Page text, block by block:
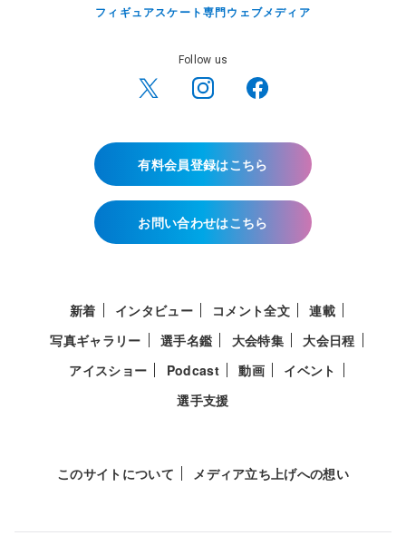
フィギュアスケート専門ウェブメディア
Follow us
有料会員登録はこちら
お問い合わせはこちら
新着 インタビュー コメント全文
連載
写真ギャラリー
選手名鑑 大会特集
大会日程
アイスショー
Podcast 動画
イベント
選手支援
このサイトについて メディア立ち上げへの想い